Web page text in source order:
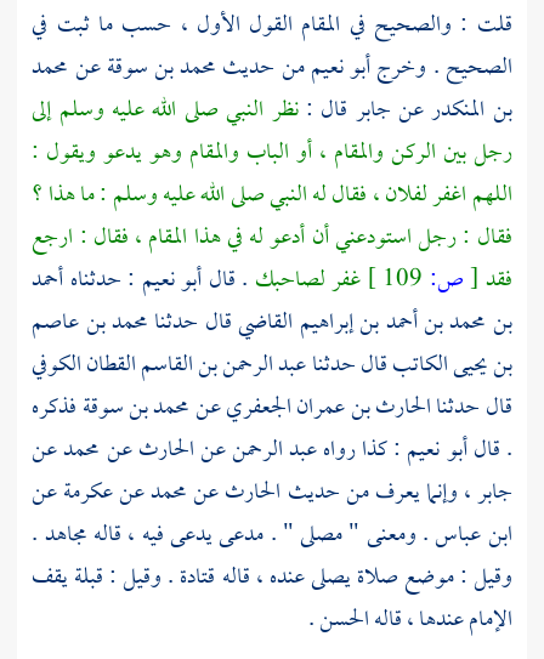
قلت : والصحيح في المقام القول الأول ، حسب ما ثبت في
الصحيح . وخرجأبو نعيممن حديثمحمد بن سوقةعنمحمد
بن المنكدرعنجابر قال :نظر النبي صلى الله عليه وسلم إلى
رجل بين الركن والمقام ، أو الباب والمقام وهو يدعو ويقول :
اللهم اغفر لفلان ، فقال له النبي صلى الله عليه وسلم : ما هذا ؟
فقال : رجل استودعني أن أدعو له في هذا المقام ، فقال : ارجع
فقد[ص: غفر لصاحبك . قالأبو نعيم : حدثناهأحمد
بن محمد بن أحمد بن إبراهيم القاضيقال حدثنامحمد بن عاصم
بن يحيىالكاتب قال حدثناعبد الرحمن بن القاسم القطان الكوفي
قال حدثناالحارث بن عمران الجعفريعنمحمد بن سوقةفذكره
. قالأبو نعيم : كذا رواهعبد الرحمن عن الحارث عن محمد عن
جابر، وإنما يعرف من حديث الحارث عن محمدعنعكرمةعن
ابن عباس. ومعنى " مصلى " . مدعى يدعى فيه ، قالهمجاهد.
وقيل : موضع صلاة يصلى عنده ، قاله قتادة. وقيل : قبلة يقف
الإمام عندها ، قالهالحسن.